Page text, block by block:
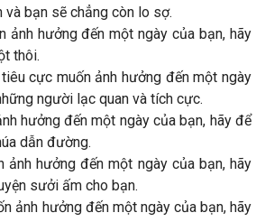
và bạn sẽ chẳng còn lo sợ.
ảnh hưởng đến một ngày của bạn, hãy
thôi.
cực muốn ảnh hưởng đến một ngày
người lạc quan và tích cực.
hưởng đến một ngày của bạn, hãy để
dẫn đường.
ảnh hưởng đến một ngày của bạn, hãy
sưởi ấm cho bạn.
ảnh hưởng đến một ngày của bạn, hãy